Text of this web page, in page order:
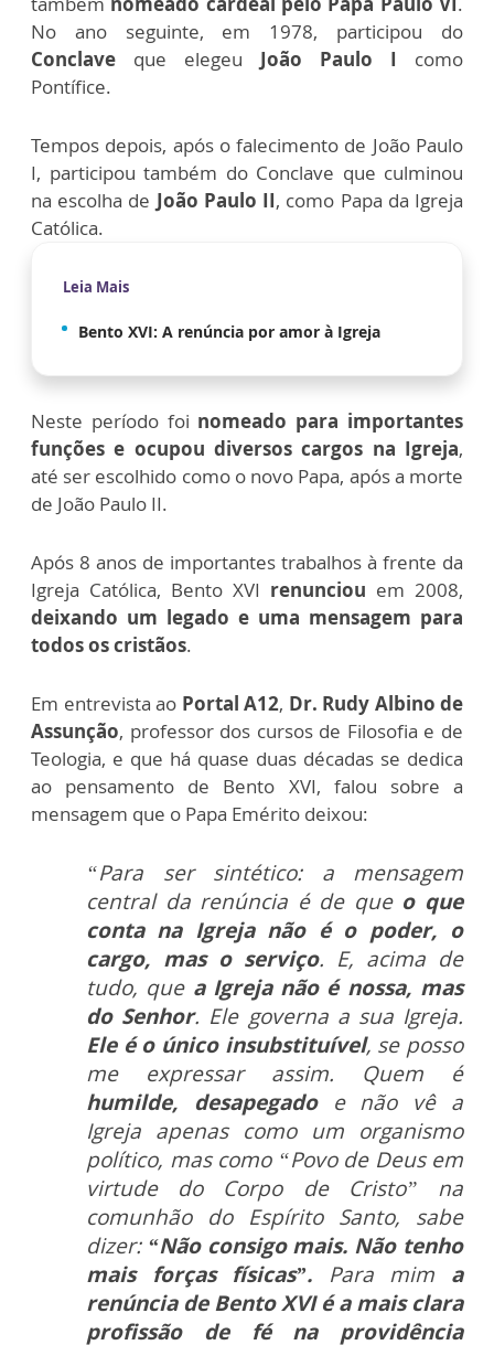
No ano seguinte, em 1978, participou do
Conclave que elegeu João Paulo I como
Pontífice.
Tempos depois, após o falecimento de João Paulo
I, participou também do Conclave que culminou
na escolha de João Paulo II, como Papa da Igreja
Católica.
Leia Mais
Bento XVI: A renúncia por amor à Igreja
Neste período foi nomeado para importantes
funções e ocupou diversos cargos na Igreja,
até ser escolhido como o novo Papa, após a morte
de João Paulo II.
Após 8 anos de importantes trabalhos à frente da
Igreja Católica, Bento XVI renunciou em 2008,
deixando um legado e uma mensagem para
todos os cristãos.
Em entrevista ao Portal A12, Dr. Rudy Albino de
Assunção, professor dos cursos de Filosofia e de
Teologia, e que há quase duas décadas se dedica
ao pensamento de Bento XVI, falou sobre a
mensagem que o Papa Emérito deixou:
“Para ser sintético: a mensagem
central da renúncia é de queo que
conta na Igreja não é o poder, o
cargo, mas o serviço. E, acima de
tudo, quea Igreja não é nossa, mas
do Senhor. Ele governa a sua Igreja.
Ele é o único insubstituível, se posso
me expressar assim. Quem é
humilde, desapegadoe não vê a
Igreja apenas como um organismo
político, mas como “Povo de Deus em
virtude do Corpo de Cristo” na
comunhão do Espírito Santo, sabe
dizer: “Não consigo mais. Não tenho
mais forças físicas”. Para mim a
renúncia de Bento XVI é a mais clara
profissão de fé na providência